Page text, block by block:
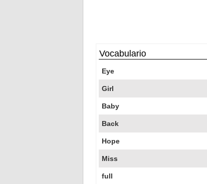
Vocabulario
Eye
Girl
Baby
Back
Hope
Miss
full